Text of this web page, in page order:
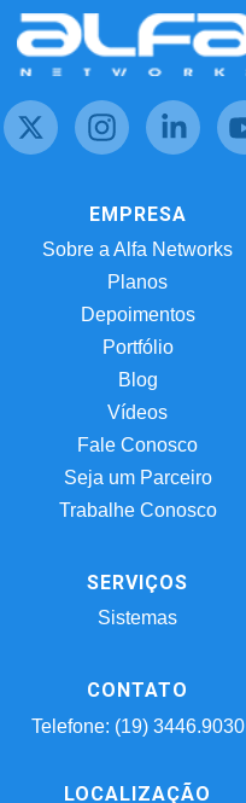
EMPRESA
Sobre a Alfa Networks
Planos
Depoimentos
Portfólio
Blog
Vídeos
Fale Conosco
Seja um Parceiro
Trabalhe Conosco
SERVIÇOS
Sistemas
CONTATO
Telefone: (19) 3446.9030
LOCALIZAÇÃO